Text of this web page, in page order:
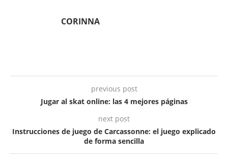
CORINNA
previous post
Jugar al skat online: las 4 mejores páginas
next post
Instrucciones de juego de Carcassonne: el juego explicado
de forma sencilla